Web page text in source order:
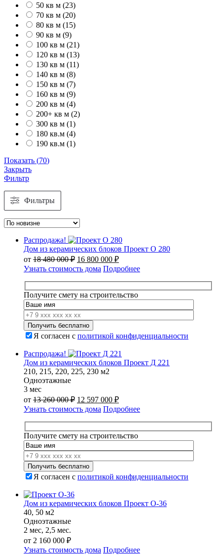
50 кв м (23)
70 кв м (20)
80 кв м (15)
90 кв м (9)
100 кв м (21)
120 кв м (13)
130 кв м (11)
140 кв м (8)
150 кв м (7)
160 кв м (9)
200 кв м (4)
200+ кв м (2)
300 кв м (1)
180 кв.м (4)
190 кв.м (1)
Показать (70)
Закрыть
Фильтр
Фильтры
Распродажа!
Дом из керамических блоков Проект О 280
от 18 480 000₽ Первоначальная
цена
составляла
18
480
16 800 000 ₽Текущая
цена:
16
800
000 ₽.
Узнать стоимость дома Подробнее
Получите смету на строительство
Я согласен с политикой конфиденциальности
Распродажа!
Дом из керамических блоков Проект Д 221
210, 215, 220, 225, 230 м2
Одноэтажные
3 мес
от 13 260 000₽ Первоначальная
цена
составляла
13
260
12 597 000 ₽Текущая
цена:
12
597
000 ₽.
Узнать стоимость дома Подробнее
Получите смету на строительство
Я согласен с политикой конфиденциальности
Дом из керамических блоков Проект О-36
40, 50 м2
Одноэтажные
2 мес, 2,5 мес.
от 2 160 000 ₽
Узнать стоимость дома Подробнее